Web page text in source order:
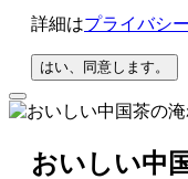
詳細はプライバシ
はい、同意します。
おいしい中